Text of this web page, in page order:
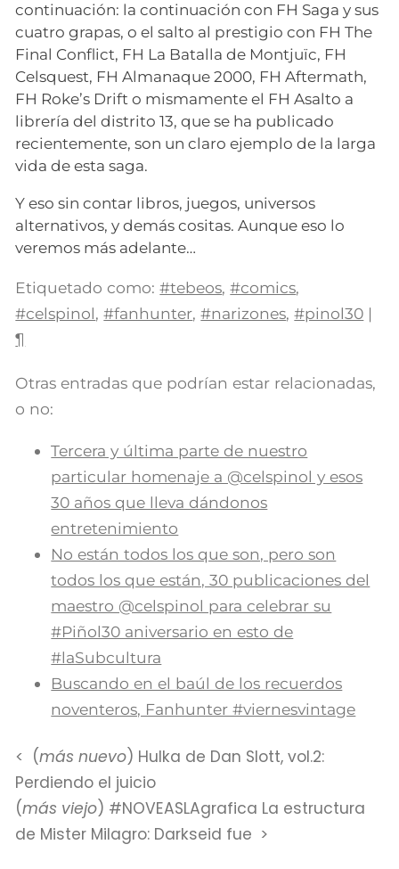
continuación: la continuación con FH Saga y sus
cuatro grapas, o el salto al prestigio con FH The
Final Conflict, FH La Batalla de Montjuïc, FH
Celsquest, FH Almanaque 2000, FH Aftermath,
FH Roke’s Drift o mismamente el FH Asalto a
librería del distrito 13, que se ha publicado
recientemente, son un claro ejemplo de la larga
vida de esta saga.
Y eso sin contar libros, juegos, universos
alternativos, y demás cositas. Aunque eso lo
veremos más adelante…
Etiquetado como: #tebeos,#comics,
#celspinol,#fanhunter,#narizones,#pinol30 |
¶
Otras entradas que podrían estar relacionadas,
o no:
Tercera y última parte de nuestro
particular homenaje a @celspinol y esos
30 años que lleva dándonos
entretenimiento
No están todos los que son, pero son
todos los que están, 30 publicaciones del
maestro @celspinol para celebrar su
#Piñol30 aniversario en esto de
#laSubcultura
Buscando en el baúl de los recuerdos
noventeros, Fanhunter #viernesvintage
(más nuevo) Hulka de Dan Slott, vol.2:
Perdiendo el juicio
(más viejo) #NOVEASLAgrafica La estructura
de Mister Milagro: Darkseid fue